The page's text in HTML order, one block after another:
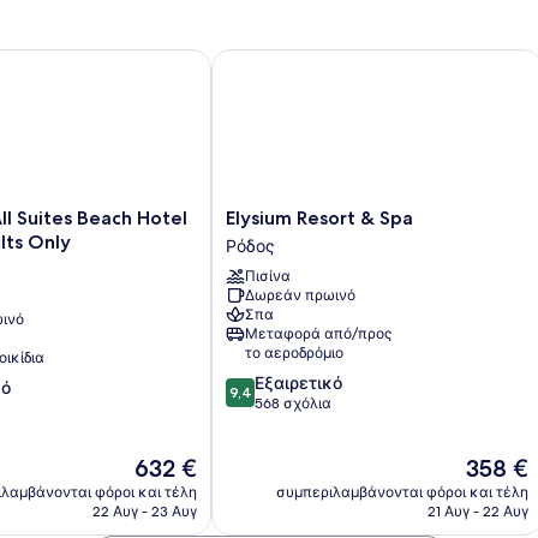
Θάλασσα
Suites Beach Hotel
Only
Η
τιμή
είναι
632 €
φόροι και τέλη
22 Αυγ - 23 Αυγ
Beach Hotel & Spa - Adults Only
Elysium
Resort
&
Spa
Ρόδος
Elysium Resort & Spa
Ρόδος
Πισίνα
Δωρεάν πρωινό
Σπα
Μεταφορά από/προς
το αεροδρόμιο
9.4
στα
σχόλια
9,4 Εξαιρετικό
568 σχόλια
Η
τιμή
είναι
358 €
συμπεριλαμβάνονται φόροι και τέλη
21 Αυγ - 22 Αυγ
Elysium Resort & Spa